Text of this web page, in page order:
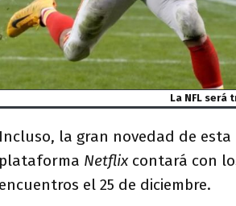
La NFL
Incluso, la gran novedad de
plataforma Netflix contará con
encuentros el 25 de diciembre.